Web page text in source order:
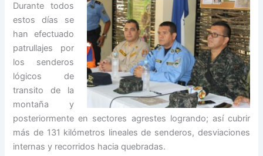
Durante todos
estos días se
han efectuado
patrullajes por
los senderos
lógicos de
transito de la
montaña y
posteriormente en sectores agrestes logrando; así cubrir
más de 131 kilómetros lineales de senderos, desviaciones
internas y recorridos hacia quebradas.